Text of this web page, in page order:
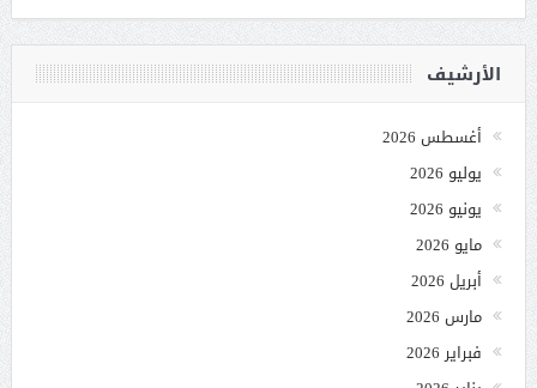
الأرشيف
أغسطس 2026
يوليو 2026
يونيو 2026
مايو 2026
أبريل 2026
مارس 2026
فبراير 2026